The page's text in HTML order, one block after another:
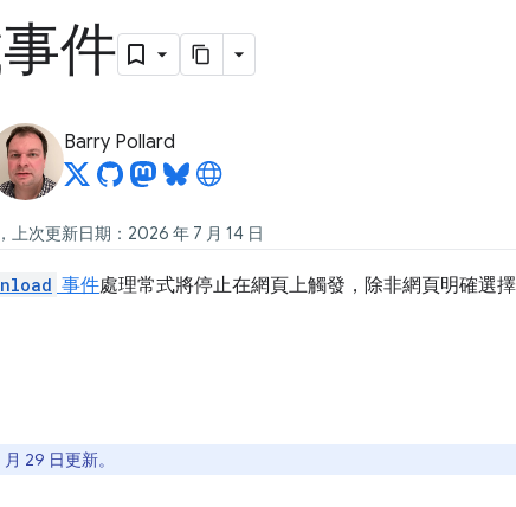
件
Barry Pollard
上次更新日期：2026 年 7 月 14 日
事件處理常式將停止在網頁上觸發，除非網頁明確選
29 日更新。